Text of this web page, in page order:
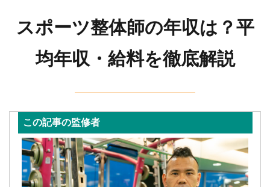
スポーツ整体師の年収は？平
均年収・給料を徹底解説
この記事の監修者